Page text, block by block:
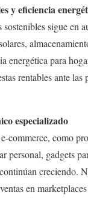
y eficiencia
sigue en
energética para
rentables ante las
especializado
commerce, como
personal, gadgets
creciendo.
en